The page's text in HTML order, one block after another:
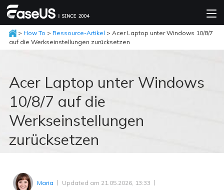
> How To > Ressource-Artikel > Acer Laptop unter Windows 10/8/7
auf die Werkseinstellungen zurücksetzen
Acer Laptop unter Windows
10/8/7 auf die
Werkseinstellungen
zurücksetzen
Maria
Updated am 21.05.2026, 13:33